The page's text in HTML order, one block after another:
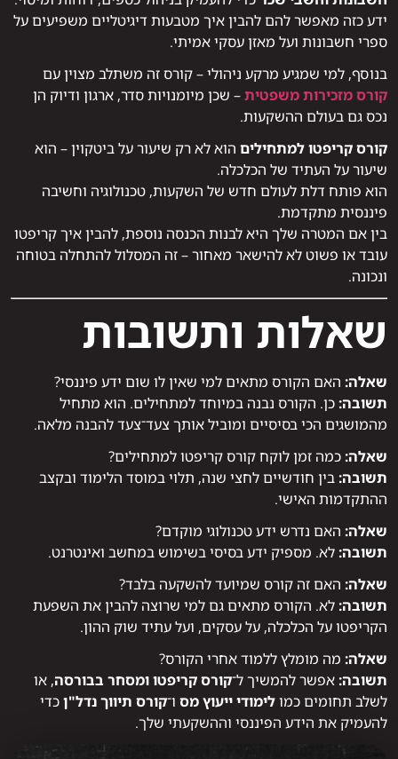
ידע כזה מאפשר להם להבין איך מטבעות דיגיטליים משפיעים על
ספרי חשבונות ועל מאזן עסקי אמיתי.
בנוסף, למי שמגיע מרקע ניהולי – קורס זה משתלב מצוין עם
קורס מזכירות משפטית– שכן מיומנויות סדר, ארגון ודיוק הן
נכס גם בעולם ההשקעות.
קורס קריפטו למתחילים הוא לא רק שיעור על ביטקוין – הוא
שיעור על העתיד של הכלכלה.
הוא פותח דלת לעולם חדש של השקעות, טכנולוגיה וחשיבה
פיננסית מתקדמת.
בין אם המטרה שלך היא לבנות הכנסה נוספת, להבין איך קריפטו
עובד או פשוט לא להישאר מאחור – זה המסלול להתחלה בטוחה
ונכונה.
שאלות ותשובות
שאלה: האם הקורס מתאים למי שאין לו שום ידע פיננסי?
תשובה:כן. הקורס נבנה במיוחד למתחילים. הוא מתחיל
מהמושגים הכי בסיסיים ומוביל אותך צעד־צעד להבנה מלאה.
שאלה:כמה זמן לוקח קורס קריפטו למתחילים?
תשובה:בין חודשיים לחצי שנה, תלוי במוסד הלימוד ובקצב
ההתקדמות האישי.
שאלה: האם נדרש ידע טכנולוגי מוקדם?
תשובה:לא. מספיק ידע בסיסי בשימוש במחשב ואינטרנט.
שאלה: האם זה קורס שמיועד להשקעה בלבד?
תשובה:לא. הקורס מתאים גם למי שרוצה להבין את השפעת
הקריפטו על הכלכלה, על עסקים, ועל עתיד שוק ההון.
שאלה: מה מומלץ ללמוד אחרי הקורס?
תשובה:אפשר להמשיך ל־קורס קריפטו ומסחר בבורסה, או
לשלב תחומים כמולימודי ייעוץ מס ו־קורס תיווך נדל"ןכדי
להעמיק את הידע הפיננסי וההשקעתי שלך.